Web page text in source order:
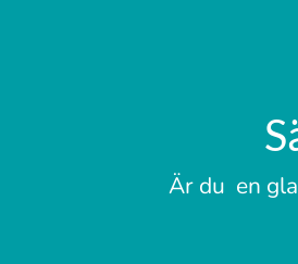
Är du en